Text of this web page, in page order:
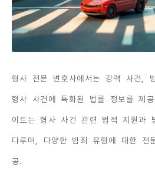
형사 전문 변호사에서는 강력 사건,
형사 사건에 특화된 법률 정보를 제
이트는 형사 사건 관련 법적 지원과
다루며, 다양한 범죄 유형에 대한 전
공.